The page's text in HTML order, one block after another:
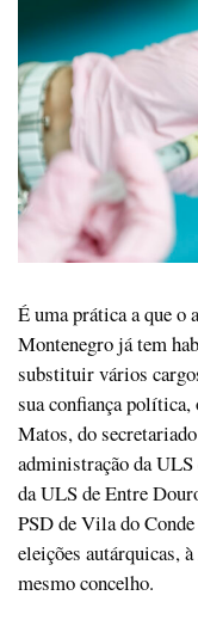
É uma prática a que o
Montenegro já tem
substituir vários
sua confiança
Matos, do
administração da
da ULS de Entre
PSD de Vila do
eleições autárquicas,
mesmo concelho.